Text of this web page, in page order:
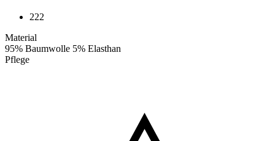
222
Material
95% Baumwolle 5% Elasthan
Pflege